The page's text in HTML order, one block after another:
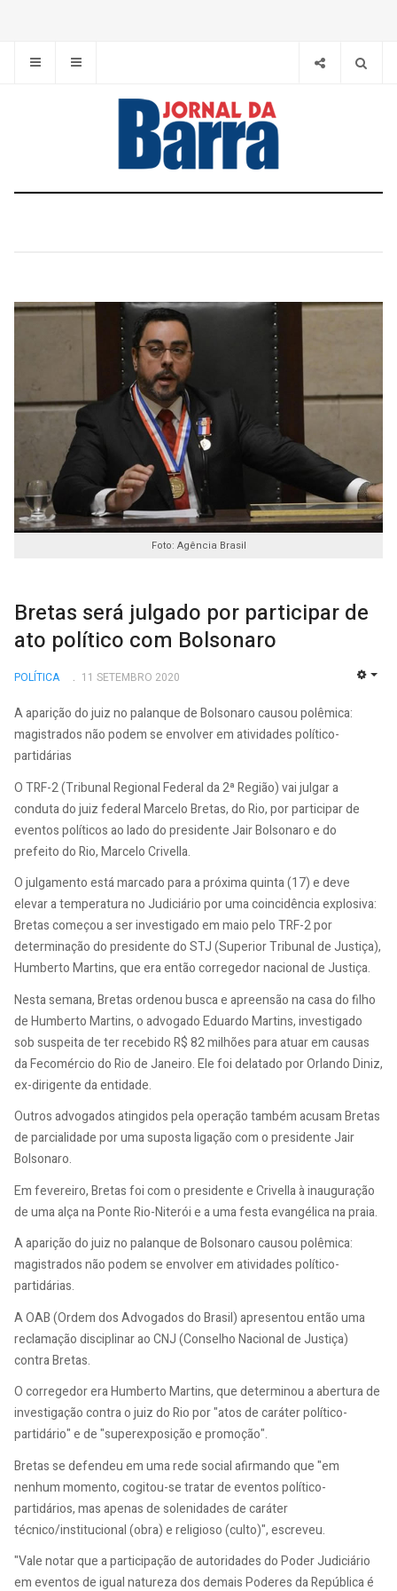
Foto: Agência Brasil
Bretas será julgado por participar de
ato político com Bolsonaro
POLÍTICA 11 SETEMBRO 2020
A aparição do juiz no palanque de Bolsonaro causou polêmica:
magistrados não podem se envolver em atividades político-
partidárias
O TRF-2 (Tribunal Regional Federal da 2ª Região) vai julgar a
conduta do juiz federal Marcelo Bretas, do Rio, por participar de
eventos políticos ao lado do presidente Jair Bolsonaro e do
prefeito do Rio, Marcelo Crivella.
O julgamento está marcado para a próxima quinta (17) e deve
elevar a temperatura no Judiciário por uma coincidência explosiva:
Bretas começou a ser investigado em maio pelo TRF-2 por
determinação do presidente do STJ (Superior Tribunal de Justiça),
Humberto Martins, que era então corregedor nacional de Justiça.
Nesta semana, Bretas ordenou busca e apreensão na casa do filho
de Humberto Martins, o advogado Eduardo Martins, investigado
sob suspeita de ter recebido R$ 82 milhões para atuar em causas
da Fecomércio do Rio de Janeiro. Ele foi delatado por Orlando Diniz,
ex-dirigente da entidade.
Outros advogados atingidos pela operação também acusam Bretas
de parcialidade por uma suposta ligação com o presidente Jair
Bolsonaro.
Em fevereiro, Bretas foi com o presidente e Crivella à inauguração
de uma alça na Ponte Rio-Niterói e a uma festa evangélica na praia.
A aparição do juiz no palanque de Bolsonaro causou polêmica:
magistrados não podem se envolver em atividades político-
partidárias.
A OAB (Ordem dos Advogados do Brasil) apresentou então uma
reclamação disciplinar ao CNJ (Conselho Nacional de Justiça)
contra Bretas.
O corregedor era Humberto Martins, que determinou a abertura de
investigação contra o juiz do Rio por "atos de caráter político-
partidário" e de "superexposição e promoção".
Bretas se defendeu em uma rede social afirmando que "em
nenhum momento, cogitou-se tratar de eventos político-
partidários, mas apenas de solenidades de caráter
técnico/institucional (obra) e religioso (culto)", escreveu.
"Vale notar que a participação de autoridades do Poder Judiciário
em eventos de igual natureza dos demais Poderes da República é